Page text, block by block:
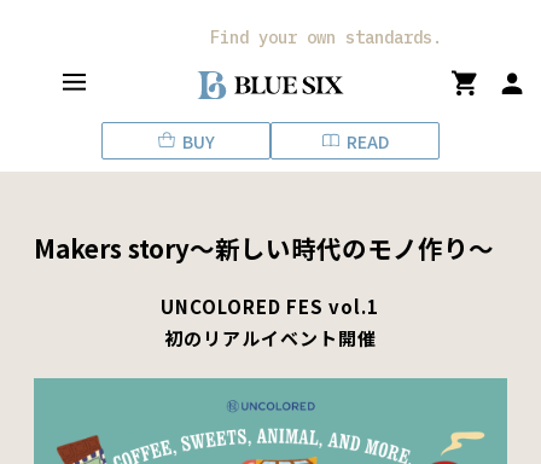
コ
Find your own standards.
BUY READ
Makers story〜新しい時代のモノ作り〜
UNCOLORED FES vol.1
初のリアルイベント開催